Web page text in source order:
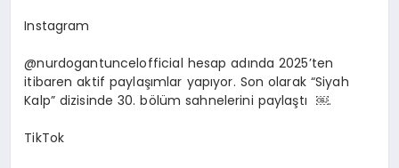
Instagram
@nurdogantuncelofficial hesap adında 2025’ten
itibaren aktif paylaşımlar yapıyor. Son olarak “Siyah
Kalp” dizisinde 30. bölüm sahnelerini paylaştı ￼.
TikTok